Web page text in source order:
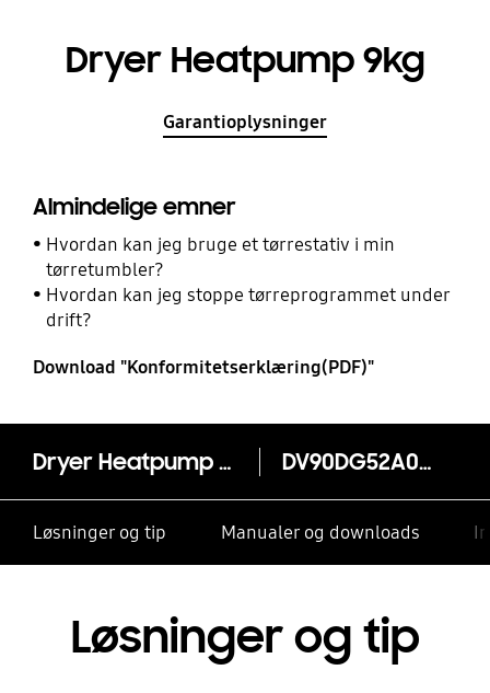
Dryer Heatpump 9kg
Garantioplysninger
Almindelige emner
Hvordan kan jeg bruge et tørrestativ i min
tørretumbler?
Hvordan kan jeg stoppe tørreprogrammet under
drift?
Download "Konformitetserklæring(PDF)"
Dryer Heatpump 9kg DV90DG52A0TE
Løsninger og tip Manualer og downloads
Løsninger og tip